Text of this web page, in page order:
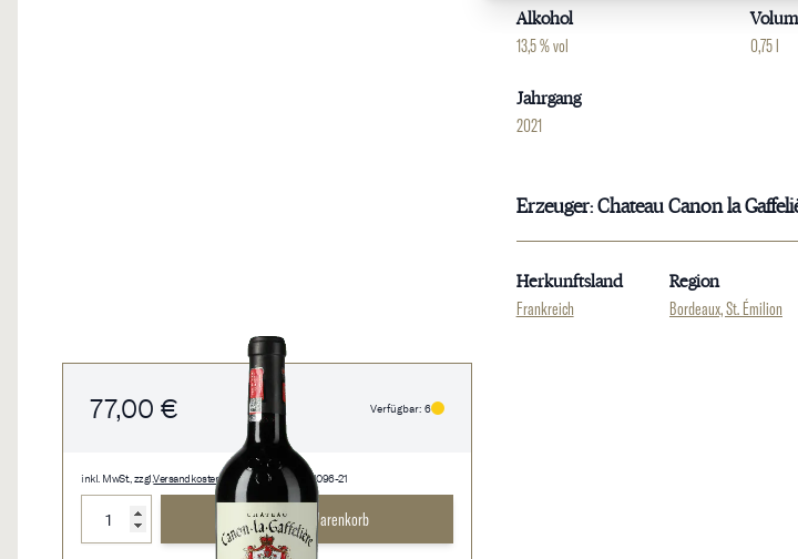
77,00 € Verfügbar: 6
inkl. MwSt., zzgl.Versandkosten• 0,75 l • 102,67 €/l • 1096-21
In den Warenkorb
Alkohol
13,5 % vol 0,75 l
Jahrgang
2021
Erzeuger: Chateau Canon la
Herkunftsland
Frankreich
Region
Bordeaux, St. Émilion